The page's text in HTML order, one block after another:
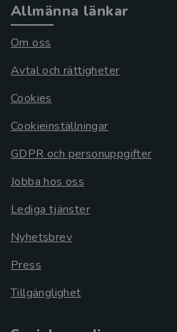
Allmänna länkar
Om oss
Avtal och rättigheter
Cookies
Cookieinställningar
GDPR och personuppgifter
Jobba hos oss
Lediga tjänster
Nyhetsbrev
Press
Tillgänglighet